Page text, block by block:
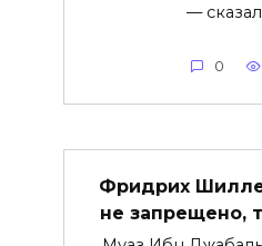
—
0
Фридрих
не запрещено,